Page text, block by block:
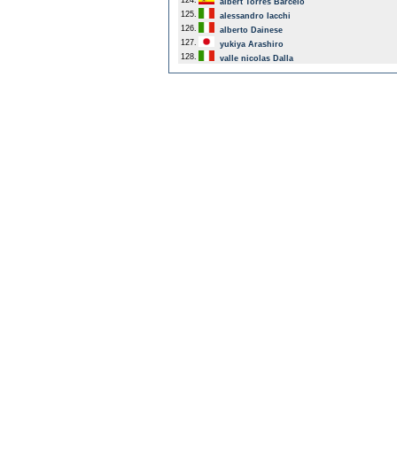
albert Torres Barcelo
125.
alessandro Iacchi
126.
alberto Dainese
127.
yukiya Arashiro
128.
valle nicolas Dalla